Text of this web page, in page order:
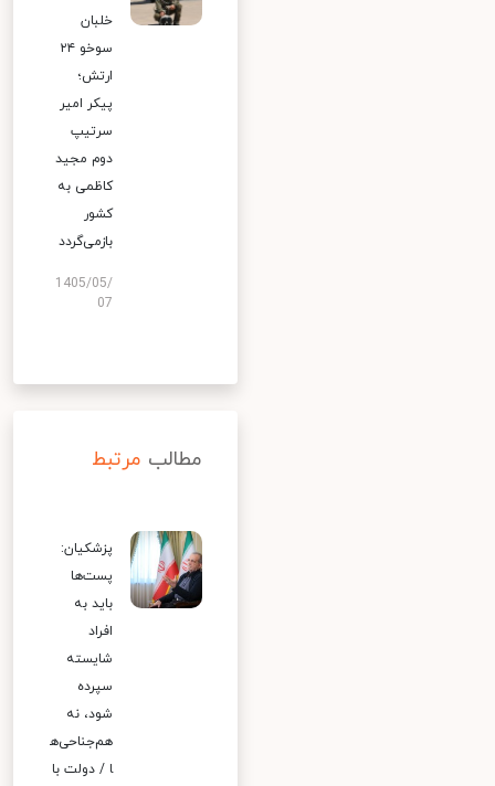
خلبان
سوخو ۲۴
ارتش؛
پیکر امیر
سرتیپ
دوم مجید
کاظمی به
کشور
بازمی‌گردد
1405/05/
07
مطالب مرتبط
پزشکیان:
پست‌ها
باید به
افراد
شایسته
سپرده
شود، نه
هم‌جناحی‌ه
ا / دولت با